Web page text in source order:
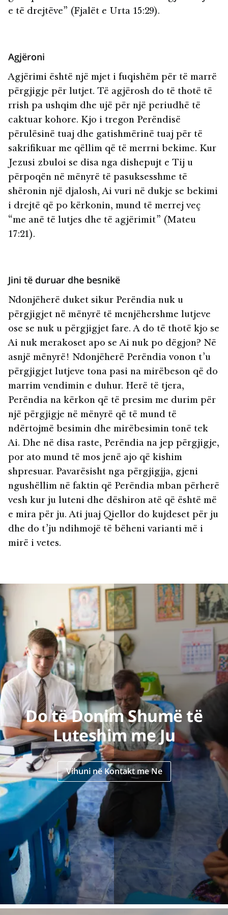
e të drejtëve” (Fjalët e Urta 15:29).
Agjëroni
Agjërimi është një mjet i fuqishëm për të marrë
përgjigje për lutjet. Të agjërosh do të thotë të
rrish pa ushqim dhe ujë për një periudhë të
caktuar kohore. Kjo i tregon Perëndisë
përulësinë tuaj dhe gatishmërinë tuaj për të
sakrifikuar me qëllim që të merrni bekime. Kur
Jezusi zbuloi se disa nga dishepujt e Tij u
përpoqën në mënyrë të pasuksesshme të
shëronin një djalosh, Ai vuri në dukje se bekimi
i drejtë që po kërkonin, mund të merrej veç
“me anë të lutjes dhe të agjërimit” (Mateu
17:21).
Jini të duruar dhe besnikë
Ndonjëherë duket sikur Perëndia nuk u
përgjigjet në mënyrë të menjëhershme lutjeve
ose se nuk u përgjigjet fare. A do të thotë kjo se
Ai nuk merakoset apo se Ai nuk po dëgjon? Në
asnjë mënyrë! Ndonjëherë Perëndia vonon t’u
përgjigjet lutjeve tona pasi na mirëbeson që do
marrim vendimin e duhur. Herë të tjera,
Perëndia na kërkon që të presim me durim për
një përgjigje në mënyrë që të mund të
ndërtojmë besimin dhe mirëbesimin tonë tek
Ai. Dhe në disa raste, Perëndia na jep përgjigje,
por ato mund të mos jenë ajo që kishim
shpresuar. Pavarësisht nga përgjigjja, gjeni
ngushëllim në faktin që Perëndia mban përherë
vesh kur ju luteni dhe dëshiron atë që është më
e mira për ju. Ati juaj Qiellor do kujdeset për ju
dhe do t’ju ndihmojë të bëheni varianti më i
mirë i vetes.
Do të Donim Shumë të
Luteshim me Ju
Vihuni në Kontakt me Ne